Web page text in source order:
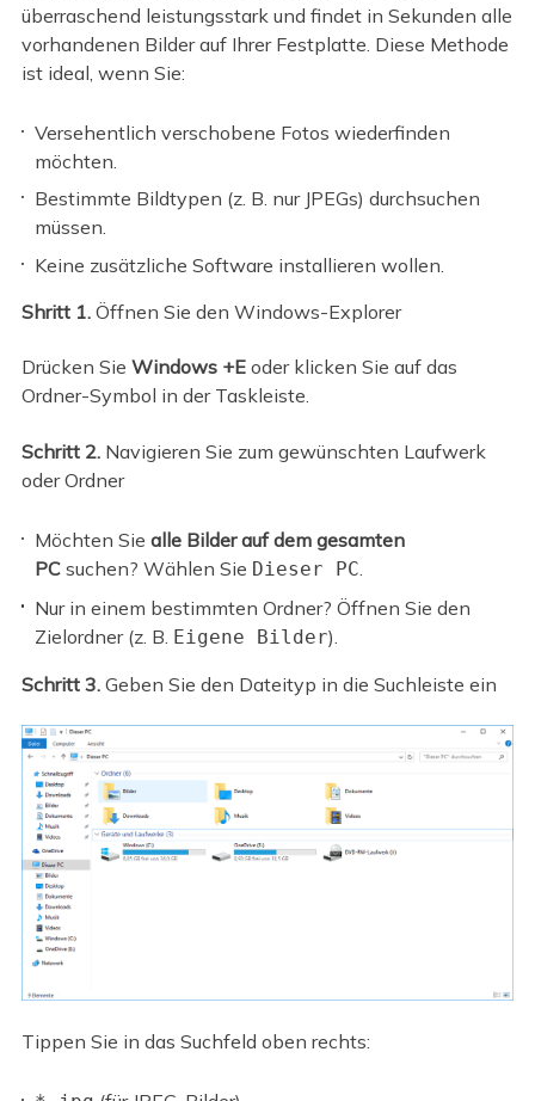
überraschend leistungsstark und findet in Sekunden alle
vorhandenen Bilder auf Ihrer Festplatte. Diese Methode
ist ideal, wenn Sie:
Versehentlich verschobene Fotos wiederfinden
möchten.
Bestimmte Bildtypen (z. B. nur JPEGs) durchsuchen
müssen.
Keine zusätzliche Software installieren wollen.
Shritt 1.Öffnen Sie den Windows-Explorer
Drücken Sie Windows +Eoder klicken Sie auf das
Ordner-Symbol in der Taskleiste.
Schritt 2.Navigieren Sie zum gewünschten Laufwerk
oder Ordner
Möchten Siealle Bilder auf dem gesamten
PC suchen? Wählen Sie Dieser PC.
Nur in einem bestimmten Ordner? Öffnen Sie den
Zielordner (z. B. Eigene Bilder).
Schritt 3.Geben Sie den Dateityp in die Suchleiste ein
Tippen Sie in das Suchfeld oben rechts: